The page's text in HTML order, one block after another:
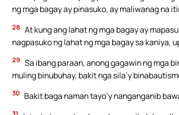
ng mga bagay ay pinasuko, ay maliwanag na
28 At kung ang lahat ng mga bagay ay
nagpasuko ng lahat ng mga bagay sa kaniya,
29 Sa ibang paraan, anong gagawin ng mga
muling binubuhay, bakit nga sila’y
30 Bakit baga naman tayo’y nanganganib